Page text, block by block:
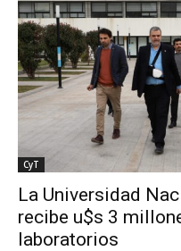
CyT
La Universidad
recibe u$s 3
laboratorios